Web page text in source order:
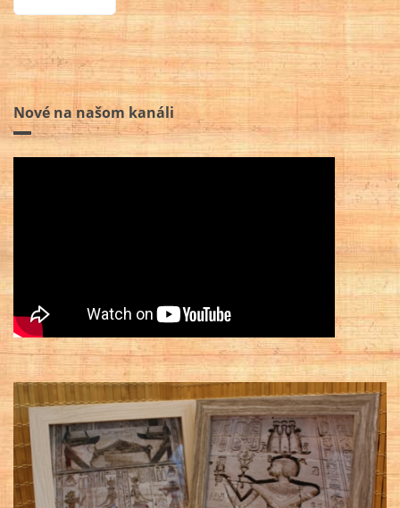
Nové na našom kanáli